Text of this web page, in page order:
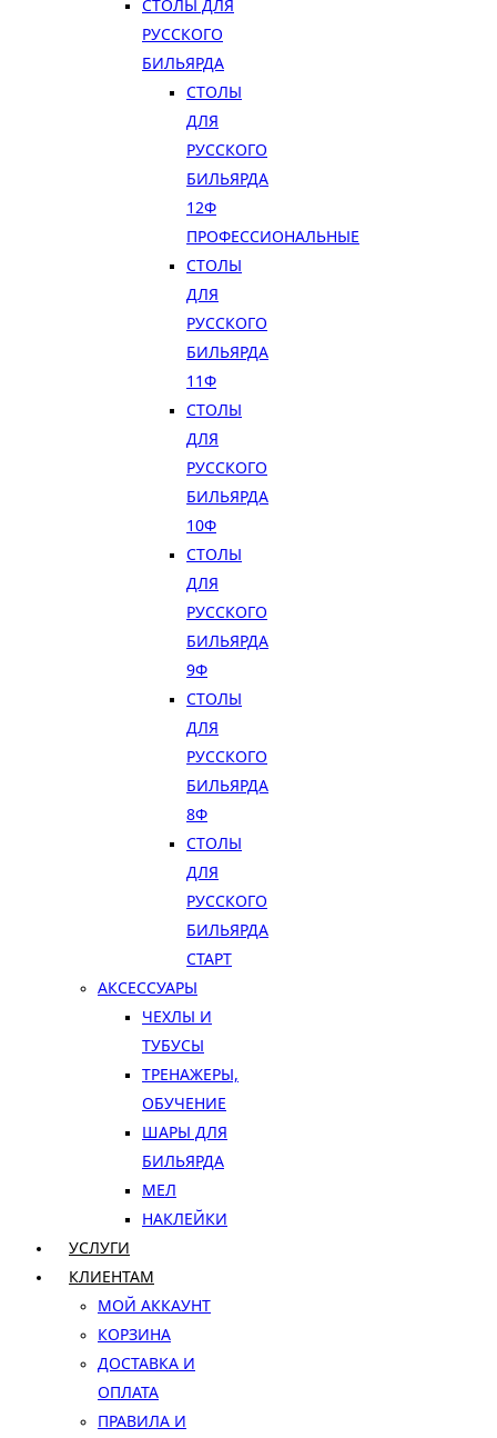
СТОЛЫ ДЛЯ
РУССКОГО
БИЛЬЯРДА
СТОЛЫ
ДЛЯ
РУССКОГО
БИЛЬЯРДА
12Ф
ПРОФЕССИОНАЛЬНЫЕ
СТОЛЫ
ДЛЯ
РУССКОГО
БИЛЬЯРДА
11Ф
СТОЛЫ
ДЛЯ
РУССКОГО
БИЛЬЯРДА
10Ф
СТОЛЫ
ДЛЯ
РУССКОГО
БИЛЬЯРДА
9Ф
СТОЛЫ
ДЛЯ
РУССКОГО
БИЛЬЯРДА
8Ф
СТОЛЫ
ДЛЯ
РУССКОГО
БИЛЬЯРДА
СТАРТ
АКСЕССУАРЫ
ЧЕХЛЫ И
ТУБУСЫ
ТРЕНАЖЕРЫ,
ОБУЧЕНИЕ
ШАРЫ ДЛЯ
БИЛЬЯРДА
МЕЛ
НАКЛЕЙКИ
УСЛУГИ
КЛИЕНТАМ
МОЙ АККАУНТ
КОРЗИНА
ДОСТАВКА И
ОПЛАТА
ПРАВИЛА И